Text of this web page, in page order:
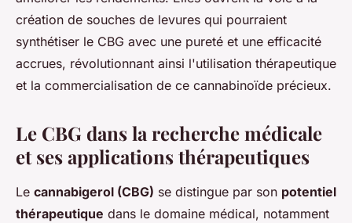
création de souches de levures qui pourraient
synthétiser le CBG avec une pureté et une efficacité
accrues, révolutionnant ainsi l'utilisation thérapeutique
et la commercialisation de ce cannabinoïde précieux.
Le CBG dans la recherche médicale
et ses applications thérapeutiques
Le cannabigerol (CBG) se distingue par son potentiel
thérapeutique dans le domaine médical, notamment